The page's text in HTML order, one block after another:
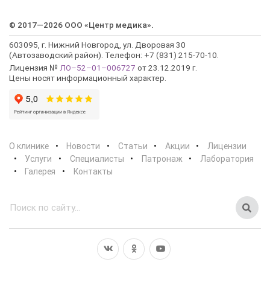
© 2017—2026 ООО «Центр медика».
603095, г. Нижний Новгород, ул. Дворовая 30
(Автозаводский район). Телефон: +7 (831) 215-70-10.
Лицензия № ЛО–52–01–006727 от 23.12.2019 г.
Цены носят информационный характер.
О клинике Новости Статьи Акции
Лицензии
Услуги
Специалисты Патронаж
Лаборатория
Галерея
Контакты